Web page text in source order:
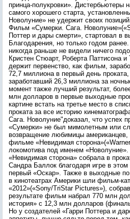
принца-полукровки». Дистербьютеры
самого хорошего старта,
Новолуние» не удержит своих
Фильм «Сумерки. Сага.
Поттер и дары смерти», стартовал в
Благодарения, но только годом
никогда раньше не видели ничего
Кристен Стюарт, Роберта Паттисона
держит первенство, как фильм,
72,7 миллиона в первый день
заработавший 26,3 миллиона за
момент также лучший результат,
млн долларов в первые выходные
картине встать на третье место в
проката за все историю
Сага. Новолуние"доказал, что успех
«Сумерки» не был мимолетным или
возвращение любимицы
фильме «Невидимая
локомотива под именем «Новолуние».
«Невидимая сторона» собрала в
Сандра Баллок благодаря игре в
первый «Оскар». Также в выходные
в кинотеатрах Америки шли фильм-
«2012»(«Sony/TriStar Pictures»),
результате фильм набрал 770 млн
история» с 12,3 млн долларов
Но у создателей «Гарри Поттера и